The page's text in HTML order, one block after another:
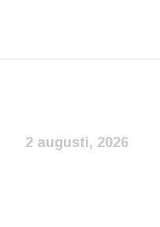
2 augusti, 2026